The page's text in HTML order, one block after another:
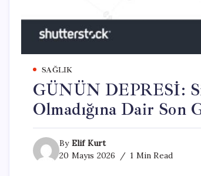
SAĞLIK
GÜNÜN DEPRESİ:
Olmadığına Dair Son
By Elif Kurt
20 Mayıs 2026
1 Min Read